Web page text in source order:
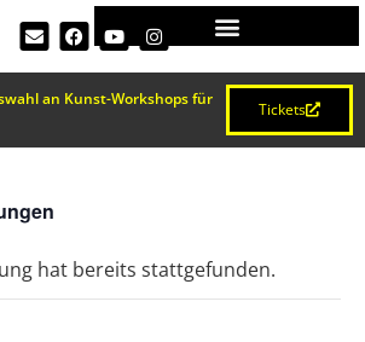
an Kunst-Workshops für
Tickets
hat bereits stattgefunden.